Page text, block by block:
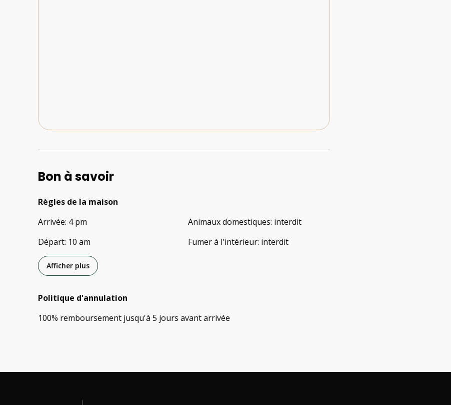
Bon à savoir
Règles de la maison
Arrivée: 4 pm
Départ: 10 am
Animaux domestiques: interdit
Fumer à l'intérieur: interdit
Afficher plus
Politique d'annulation
100% remboursement jusqu'à 5 jours avantarrivée